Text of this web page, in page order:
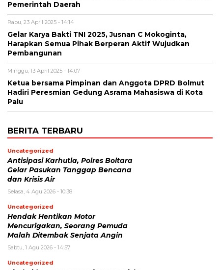
Pemerintah Daerah
Rabu, 23 April 2025 - 14:14
Gelar Karya Bakti TNI 2025, Jusnan C Mokoginta,
Harapkan Semua Pihak Berperan Aktif Wujudkan
Pembangunan
Minggu, 13 April 2025 - 14:07
Ketua bersama Pimpinan dan Anggota DPRD Bolmut
Hadiri Peresmian Gedung Asrama Mahasiswa di Kota
Palu
BERITA TERBARU
Uncategorized
Antisipasi Karhutla, Polres Boltara
Gelar Pasukan Tanggap Bencana
dan Krisis Air
Selasa, 4 Agu 2026 - 10:38
Uncategorized
Hendak Hentikan Motor
Mencurigakan, Seorang Pemuda
Malah Ditembak Senjata Angin
Sabtu, 1 Agu 2026 - 14:57
Uncategorized